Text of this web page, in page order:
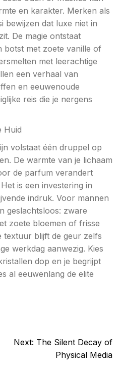
en karakter. Merken als
bewijzen dat luxe niet in
De magie ontstaat
botst met zoete vanille of
met leerachtige
een verhaal van
en eeuwenoude
reis die je nergens
Huid
volstaat één druppel op
De warmte van je lichaam
de parfum verandert
is een investering in
indruk. Voor mannen
geslachtsloos: zware
zoete bloemen of frisse
textuur blijft de geur zelfs
werkdag aanwezig. Kies
dop en je begrijpt
al eeuwenlang de elite
Next: The Silent Decay of
Physical Media